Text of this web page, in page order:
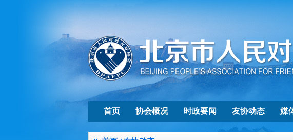
首页 协会概况 时政要闻 友协动态 媒